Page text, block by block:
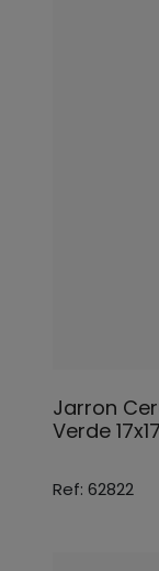
Jarron
Verde
Ref: 62822